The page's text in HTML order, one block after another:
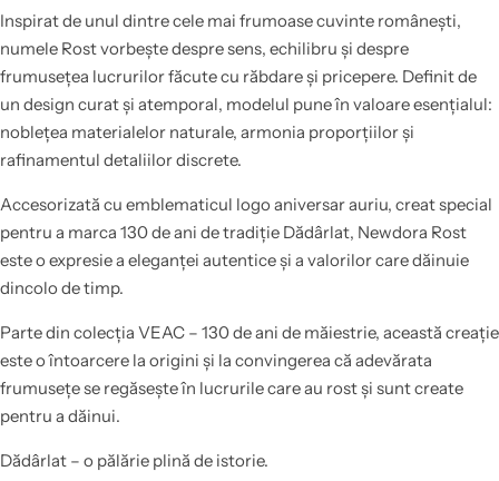
Inspirat de unul dintre cele mai frumoase cuvinte românești,
numele Rost vorbește despre sens, echilibru și despre
frumusețea lucrurilor făcute cu răbdare și pricepere. Definit de
un design curat și atemporal, modelul pune în valoare esențialul:
noblețea materialelor naturale, armonia proporțiilor și
rafinamentul detaliilor discrete.
Accesorizată cu emblematicul logo aniversar auriu, creat special
pentru a marca 130 de ani de tradiție Dădârlat, Newdora Rost
este o expresie a eleganței autentice și a valorilor care dăinuie
dincolo de timp.
Parte din colecția VEAC – 130 de ani de măiestrie, această creație
este o întoarcere la origini și la convingerea că adevărata
frumusețe se regăsește în lucrurile care au rost și sunt create
pentru a dăinui.
Dădârlat – o pălărie plină de istorie.